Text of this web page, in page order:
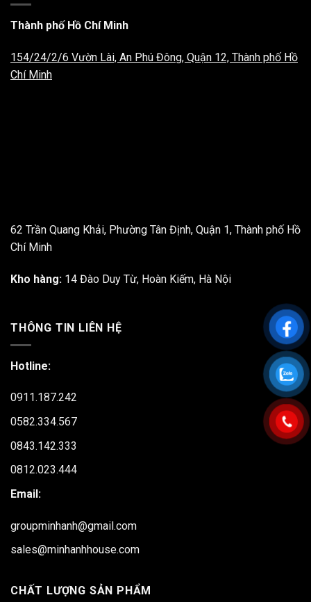
Thành phố Hồ Chí Minh
154/24/2/6 Vườn Lài, An Phú Đông, Quận 12, Thành phố Hồ
Chí Minh
62 Trần Quang Khải, Phường Tân Định, Quận 1, Thành phố Hồ
Chí Minh
Kho hàng: 14 Đào Duy Từ, Hoàn Kiếm, Hà Nội
THÔNG TIN LIÊN HỆ
Hotline:
0911.187.242
0582.334.567
0843.142.333
0812.023.444
Email:
groupminhanh@gmail.com
sales@minhanhhouse.com
CHẤT LƯỢNG SẢN PHẨM